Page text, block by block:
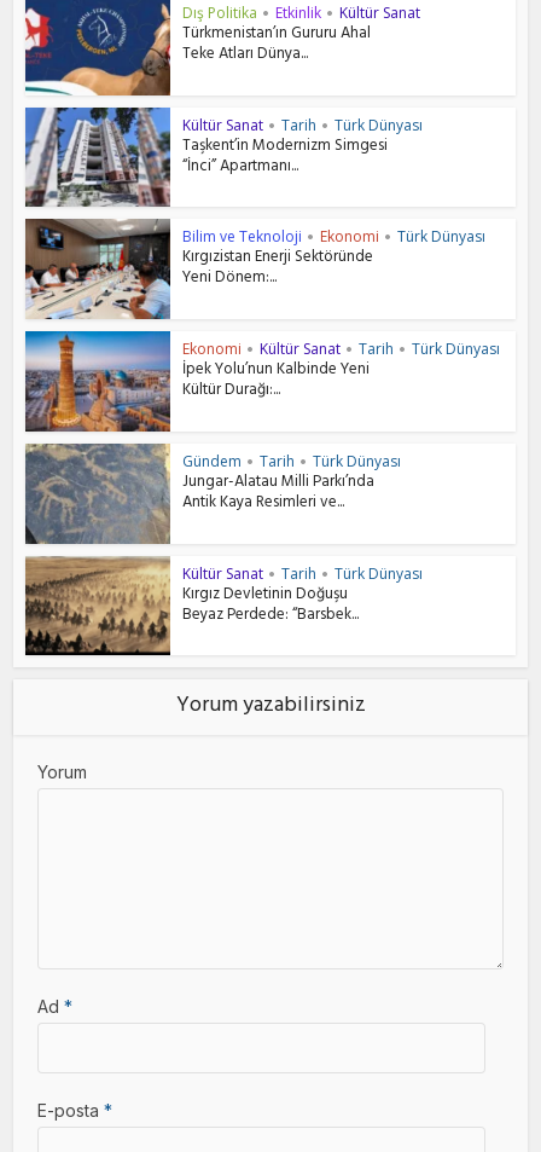
Dış Politika • Etkinlik • Kültür Sanat
Türkmenistan’ın Gururu Ahal
Teke Atları Dünya...
Kültür Sanat • Tarih • Türk Dünyası
Taşkent’in Modernizm Simgesi
“İnci” Apartmanı...
Bilim ve Teknoloji • Ekonomi • Türk Dünyası
Kırgızistan Enerji Sektöründe
Yeni Dönem:...
Ekonomi • Kültür Sanat • Tarih • Türk Dünyası
İpek Yolu’nun Kalbinde Yeni
Kültür Durağı:...
Gündem • Tarih • Türk Dünyası
Jungar-Alatau Milli Parkı’nda
Antik Kaya Resimleri ve...
Kültür Sanat • Tarih • Türk Dünyası
Kırgız Devletinin Doğuşu
Beyaz Perdede: “Barsbek...
Yorum yazabilirsiniz
Yorum
Ad*
E-posta*